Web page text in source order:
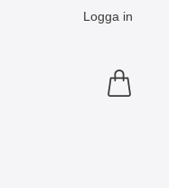
Logga in